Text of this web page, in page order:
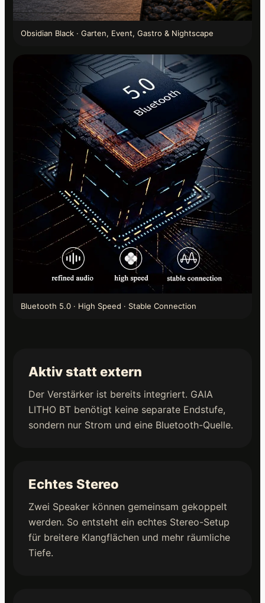
Obsidian Black · Garten, Event, Gastro & Nightscape
Bluetooth 5.0 · High Speed · Stable Connection
Aktiv statt extern
Der Verstärker ist bereits integriert. GAIA
LITHO BT benötigt keine separate Endstufe,
sondern nur Strom und eine Bluetooth-Quelle.
Echtes Stereo
Zwei Speaker können gemeinsam gekoppelt
werden. So entsteht ein echtes Stereo-Setup
für breitere Klangflächen und mehr räumliche
Tiefe.